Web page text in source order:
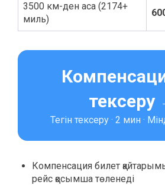
3500 км-ден аса (2174+
миль)
тексеру
Тегін тексеру · 2 мин ·
Компенсация билет
рейс қосымша төленеді